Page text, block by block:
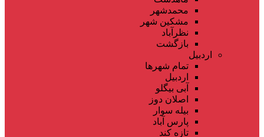
محمدشهر
مشکین شهر
نظرآباد
بازگشت
اردبیل
تمام شهر‌ها
اردبیل
آبی بیگلو
اصلان دوز
بیله سوار
پارس آباد
تازه کند